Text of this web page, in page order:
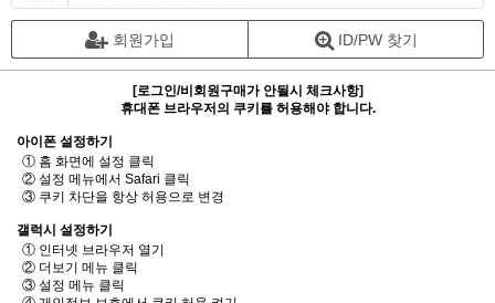
회원가입 ID/PW 찾기
[로그인/비회원구매가 안될시 체크사항]
휴대폰 브라우저의 쿠키를 허용해야 합니다.
아이폰 설정하기
① 홈 화면에 설정 클릭
② 설정 메뉴에서 Safari 클릭
③ 쿠키 차단을 항상 허용으로 변경
갤럭시 설정하기
① 인터넷 브라우저 열기
② 더보기 메뉴 클릭
③ 설정 메뉴 클릭